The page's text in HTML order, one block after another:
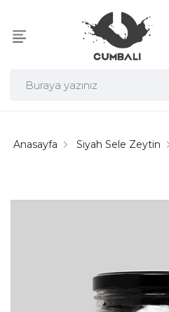
Anasayfa Siyah Sele Zeytin